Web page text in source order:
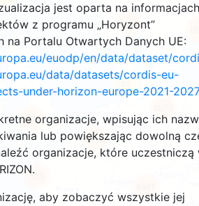
jest oparta na informacjach
z programu „Horyzont”
na Portalu Otwartych Danych UE:
euodp/en/data/dataset/
data/datasets/cordis-eu-
under-horizon-europe-2021-2027
organizacje, wpisując ich
lub powiększając dowolną
organizacje, które uczestniczą
aby zobaczyć wszystkie jej
80
4916
1322
525
11669